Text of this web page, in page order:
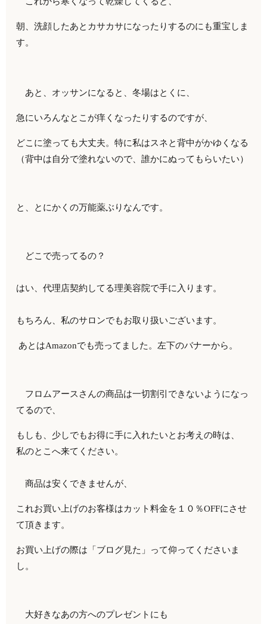
朝、洗顔したあとカサカサになったりするのにも重宝しま
す。
あと、オッサンになると、冬場はとくに、
急にいろんなとこが痒くなったりするのですが、
どこに塗っても大丈夫。特に私はスネと背中がかゆくなる
（背中は自分で塗れないので、誰かにぬってもらいたい）
と、とにかくの万能薬ぶりなんです。
どこで売ってるの？
はい、代理店契約してる理美容院で手に入ります。
もちろん、私のサロンでもお取り扱いございます。
あとはAmazonでも売ってました。左下のバナーから。
フロムアースさんの商品は一切割引できないようになっ
てるので、
もしも、少しでもお得に手に入れたいとお考えの時は、
私のとこへ来てください。
商品は安くできませんが、
これお買い上げのお客様はカット料金を１０％OFFにさせ
て頂きます。
お買い上げの際は「ブログ見た」って仰ってくださいま
し。
大好きなあの方へのプレゼントにも